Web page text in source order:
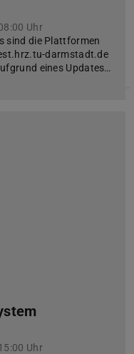
Uhr
sind die Plattformen
darmstadt.de
eines Updates…
Uhr